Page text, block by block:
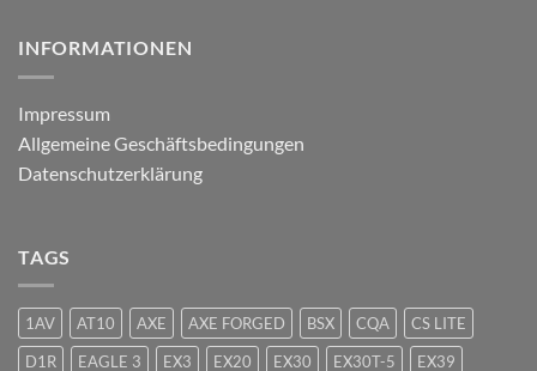
INFORMATIONEN
Impressum
Allgemeine Geschäftsbedingungen
Datenschutzerklärung
TAGS
1AV AT10 AXE AXE FORGED BSX CQA
CS LITE
D1R
EAGLE 3 EX3 EX20 EX30 EX30T-5 EX39